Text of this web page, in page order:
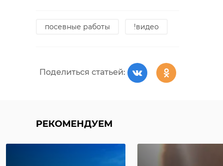
посевные работы !видео
Поделиться статьей:
РЕКОМЕНДУЕМ
РЕКОМЕНДУЕМ